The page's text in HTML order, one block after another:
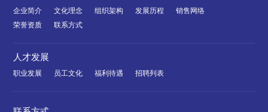
企业简介 文化理念 组织架构 发展历程
销售网络
荣誉资质
联系方式
人才发展
职业发展 员工文化 福利待遇 招聘列表